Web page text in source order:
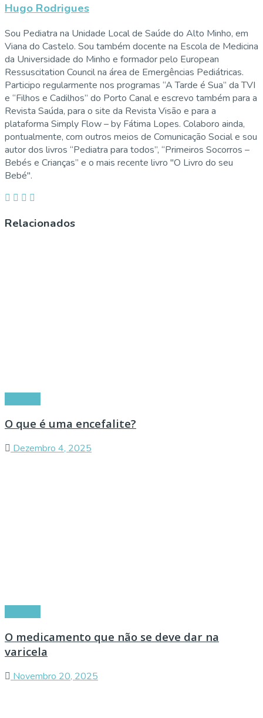
Hugo Rodrigues
Sou Pediatra na Unidade Local de Saúde do Alto Minho, em
Viana do Castelo. Sou também docente na Escola de Medicina
da Universidade do Minho e formador pelo European
Ressuscitation Council na área de Emergências Pediátricas.
Participo regularmente nos programas “A Tarde é Sua” da TVI
e “Filhos e Cadilhos” do Porto Canal e escrevo também para a
Revista Saúda, para o site da Revista Visão e para a
plataforma Simply Flow – by Fátima Lopes. Colaboro ainda,
pontualmente, com outros meios de Comunicação Social e sou
autor dos livros “Pediatra para todos”, “Primeiros Socorros –
Bebés e Crianças” e o mais recente livro "O Livro do seu
Bebé".
Relacionados
O que é uma encefalite?
Dezembro 4, 2025
O medicamento que não se deve dar na
varicela
Novembro 20, 2025